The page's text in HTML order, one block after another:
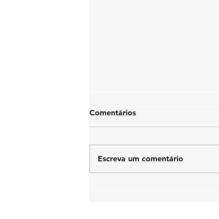
Comentários
Escreva um comentário